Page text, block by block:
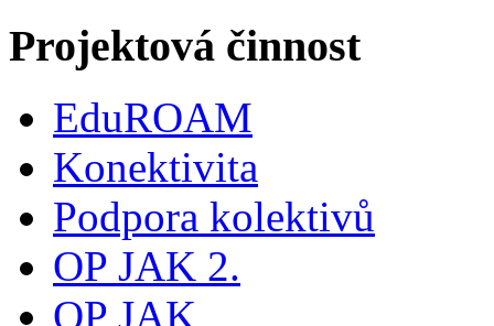
Projektová činnost
EduROAM
Konektivita
Podpora kolektivů
OP JAK 2.
OP JAK